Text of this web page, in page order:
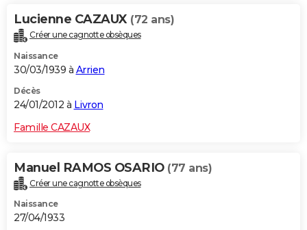
Lucienne CAZAUX (72 ans)
Créer une cagnotte obsèques
Naissance
30/03/1939 à Arrien
Décès
24/01/2012 à Livron
Famille CAZAUX
Manuel RAMOS OSARIO (77 ans)
Créer une cagnotte obsèques
Naissance
27/04/1933